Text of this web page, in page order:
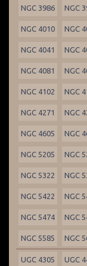
NGC 3986 NGC
NGC 4010 NGC
NGC 4041 NGC
NGC 4081 NGC
NGC 4102 NGC
NGC 4271 NGC
NGC 4605 NGC
NGC 5205 NGC
NGC 5322 NGC
NGC 5422 NGC
NGC 5474 NGC
NGC 5585 NGC
UGC 4305 UGC